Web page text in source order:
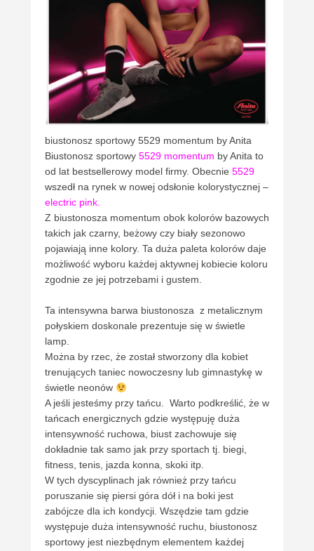
biustonosz sportowy 5529 momentum by Anita
Biustonosz sportowy 5529 momentum by Anita to
od lat bestsellerowy model firmy. Obecnie 5529
wszedł na rynek w nowej odsłonie kolorystycznej –
electric pink.
Z biustonosza momentum obok kolorów bazowych
takich jak czarny, beżowy czy biały sezonowo
pojawiają inne kolory. Ta duża paleta kolorów daje
możliwość wyboru każdej aktywnej kobiecie koloru
zgodnie ze jej potrzebami i gustem.
Ta intensywna barwa biustonosza z metalicznym
połyskiem doskonale prezentuje się w świetle
lamp.
Można by rzec, że został stworzony dla kobiet
trenujących taniec nowoczesny lub gimnastykę w
świetle neonów
A jeśli jesteśmy przy tańcu. Warto podkreślić, że w
tańcach energicznych gdzie występuję duża
intensywność ruchowa, biust zachowuje się
dokładnie tak samo jak przy sportach tj. biegi,
fitness, tenis, jazda konna, skoki itp.
W tych dyscyplinach jak również przy tańcu
poruszanie się piersi góra dół i na boki jest
zabójcze dla ich kondycji. Wszędzie tam gdzie
występuje duża intensywność ruchu, biustonosz
sportowy jest niezbędnym elementem każdej